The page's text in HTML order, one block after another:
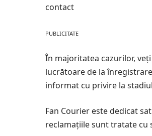
contact
PUBLICITATE
În majoritatea cazurilor,
lucrătoare de la
informat cu privire la
Fan Courier este dedicat
reclamațiile sunt tratate cu